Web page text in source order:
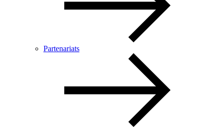
Partenariats